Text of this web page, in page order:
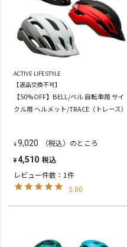
ACTIVE LIFESTYLE
【返品交換不可】
【50%OFF】BELL/ベル 自転車用 サイ
クル用 ヘルメット/TRACE（トレース）
¥9,020 （税込）のところ
¥4,510 税込
レビュー件数：1件
5.00